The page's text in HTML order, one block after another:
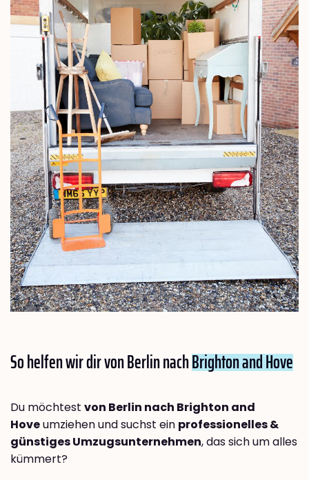
So helfen wir dir von Berlin nachBrighton and Hove
Du möchtest von Berlin nach Brighton and
Hoveumziehen und suchst ein professionelles &
günstiges Umzugsunternehmen, das sich um alles
kümmert?